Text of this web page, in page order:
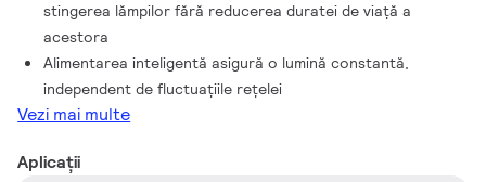
stingerea lămpilor fără reducerea duratei de viaţă a
acestora
Alimentarea inteligentă asigură o lumină constantă,
independent de fluctuaţiile reţelei
Vezi mai multe
Aplicații